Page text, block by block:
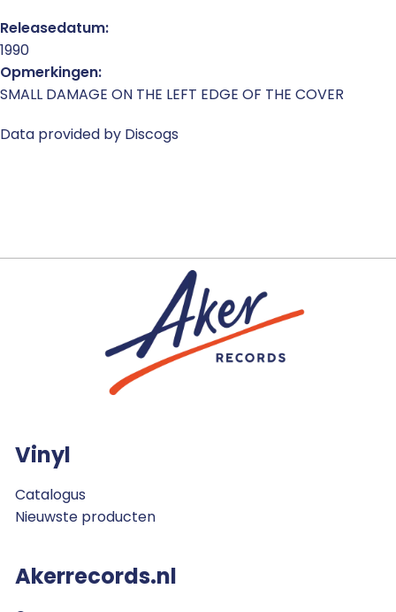
Releasedatum:
1990
Opmerkingen:
SMALL DAMAGE ON THE LEFT EDGE OF THE COVER
Data provided by Discogs
Vinyl
Catalogus
Nieuwste producten
Akerrecords.nl